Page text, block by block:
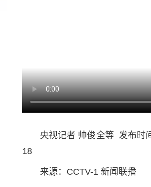
央视记者 帅俊全等 发布时
18
来源：CCTV-1 新闻联播